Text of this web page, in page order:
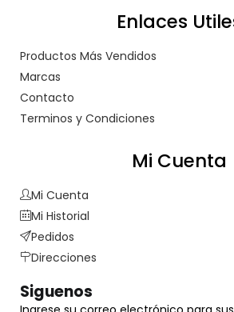
Enlaces
Productos Más Vendidos
Marcas
Contacto
Terminos y Condiciones
Mi Cuenta
Mi Cuenta
Mi Historial
Pedidos
Direcciones
Siguenos